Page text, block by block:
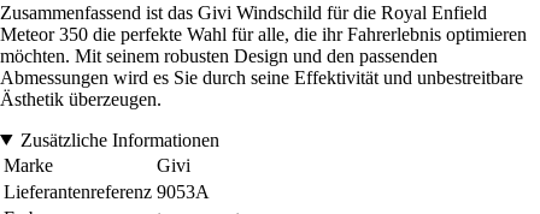
Zusammenfassend ist das Givi Windschild für die Royal Enfield
Meteor 350 die perfekte Wahl für alle, die ihr Fahrerlebnis optimieren
möchten. Mit seinem robusten Design und den passenden
Abmessungen wird es Sie durch seine Effektivität und unbestreitbare
Ästhetik überzeugen.
Zusätzliche Informationen
Marke
Givi
Lieferantenreferenz 9053A